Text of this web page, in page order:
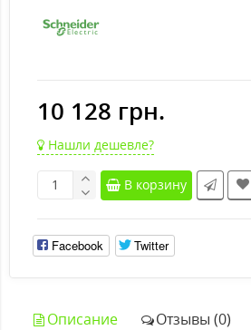
10 128 грн.
Нашли дешевле?
В корзину
Facebook Twitter
Описание Отзывы (0)